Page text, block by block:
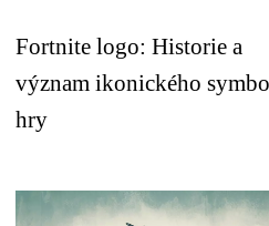
Fortnite logo: Historie a
význam ikonického
hry